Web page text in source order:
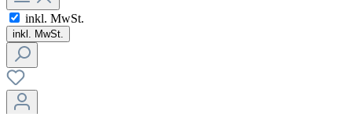
inkl. MwSt.
inkl. MwSt.